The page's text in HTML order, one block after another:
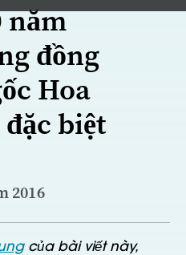
năm
đồng
Hoa
biệt
2016
của bài viết này,